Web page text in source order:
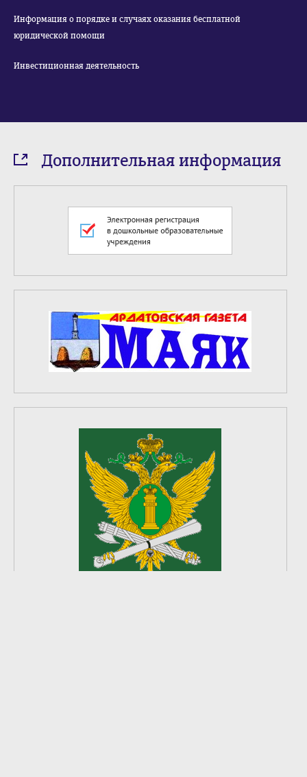
Информация о порядке и случаях оказания бесплатной
юридической помощи
Инвестиционная деятельность
Дополнительная информация